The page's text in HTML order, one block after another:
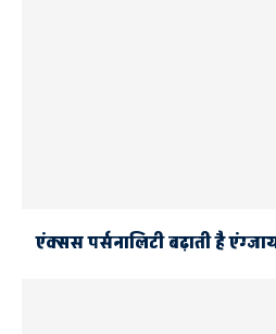
एंक्सस पर्सनालिटी बढ़ाती है